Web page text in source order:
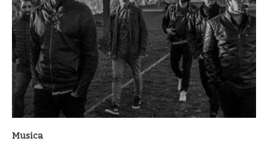
Musica